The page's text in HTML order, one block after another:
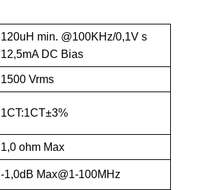
120uH min. @100KHz/0,1V s
12,5mA DC Bias
1500 Vrms
1CT:1CT±3%
1,0 ohm Max
-1,0dB Max@1-100MHz